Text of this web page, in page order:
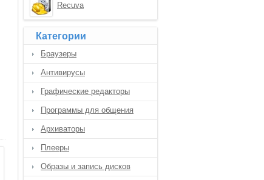
Recuva
Категории
Браузеры
Антивирусы
Графические редакторы
Программы для общения
Архиваторы
Плееры
Образы и запись дисков